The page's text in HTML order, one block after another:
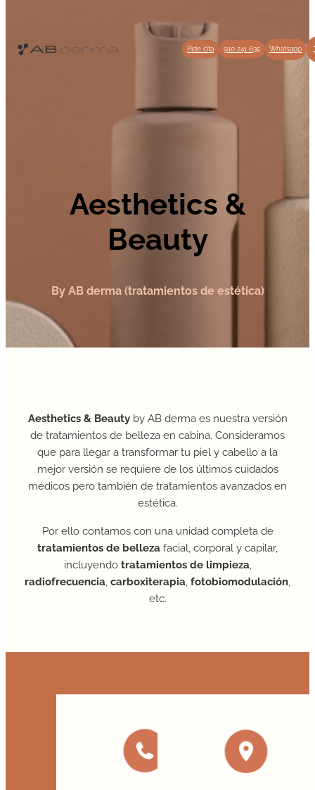
Pide cita 910 241 635 Whatsapp
Aesthetics &
Beauty
By AB derma (tratamientos de estética)
Aesthetics & Beautyby AB derma es nuestra versión
de tratamientos de belleza en cabina. Consideramos
que para llegar a transformar tu piel y cabello a la
mejor versión se requiere de los últimos cuidados
médicos pero también de tratamientos avanzados en
estética.
Por ello contamos con una unidad completa de
tratamientos de belleza facial, corporal y capilar,
incluyendo tratamientos de limpieza
radiofrecuencia carboxiterapia fotobiomodulación
etc.